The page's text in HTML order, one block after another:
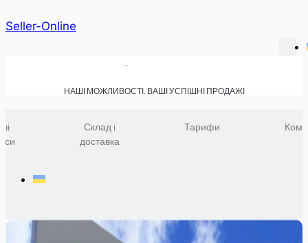
Seller-Online
НАШІ МОЖЛИВОСТІ. ВАШІ УСПІШНІ ПРОДАЖІ
Склад і
доставка
Тарифи